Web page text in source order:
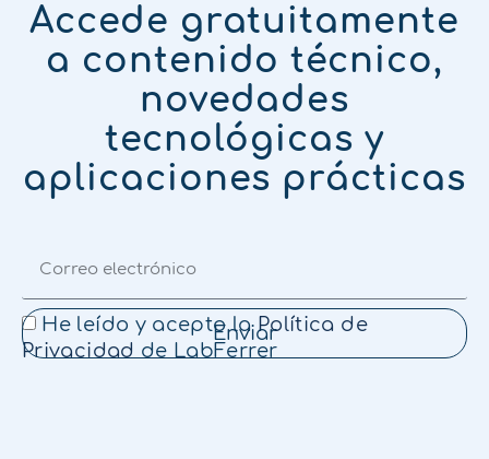
Accede gratuitamente
a contenido técnico,
novedades
tecnológicas y
aplicaciones prácticas
He leído y acepto la Política de
Privacidad de LabFerrer
Enviar